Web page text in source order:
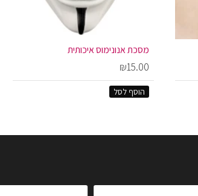
מסכת אנונימוס איכותית
₪15.00
הוסף לסל